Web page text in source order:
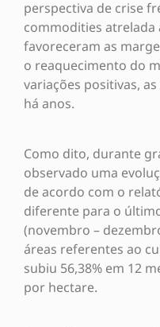
perspectiva de crise
commodities atrelada
favoreceram as
o reaquecimento do
variações positivas,
há anos.
Como dito, durante
observado uma
de acordo com o
diferente para o
(novembro –
áreas referentes ao
subiu 56,38% em 12
por hectare.